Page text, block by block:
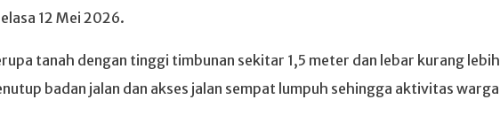
12 Mei 2026.
tanah dengan tinggi timbunan sekitar 1,5 meter dan lebar kurang lebih
badan jalan dan akses jalan sempat lumpuh sehingga aktivitas warga